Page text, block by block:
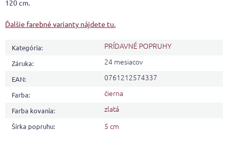
120 cm.
Ďalšie farebné varianty nájdete tu.
Kategória: PRÍDAVNÉ POPRUHY
Záruka: 24 mesiacov
EAN: 0761212574337
Farba: čierna
Farba kovania: zlatá
Šírka popruhu: 5 cm